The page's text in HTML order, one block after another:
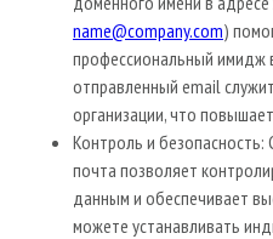
name@company.com)
профессиональный имидж
отправленный email
организации, что
Контроль и безопасность:
почта позволяет
данным и обеспечивает
можете устанавливать